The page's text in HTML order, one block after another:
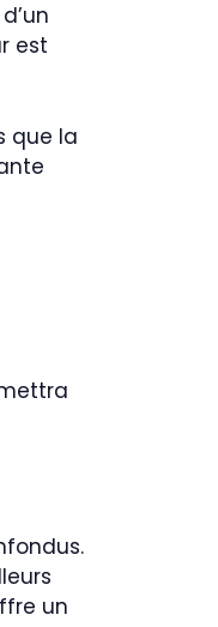
est
que la
un